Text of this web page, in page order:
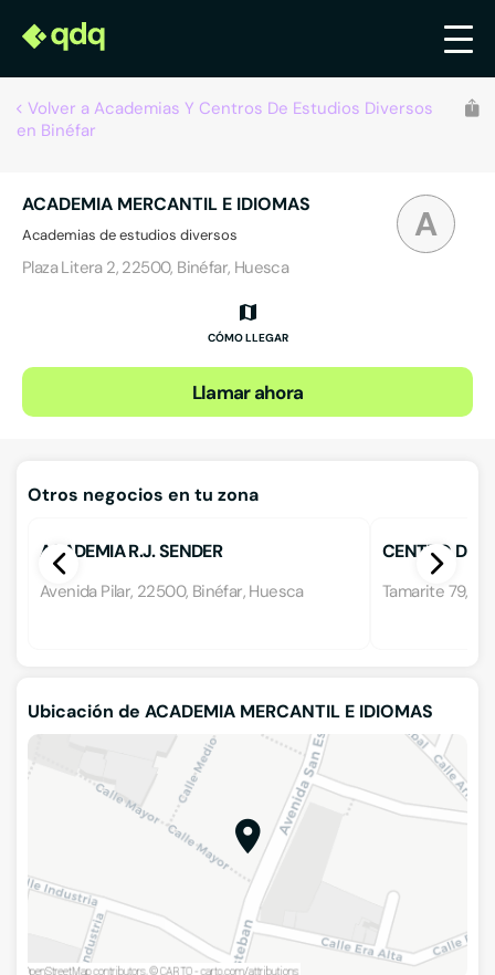
Volver a Academias Y Centros De Estudios Diversos
en Binéfar
A
ACADEMIA MERCANTIL E IDIOMAS
Academias de estudios diversos
Plaza Litera 2, 22500, Binéfar, Huesca
CÓMO LLEGAR
Llamar ahora
Otros negocios en tu zona
ACADEMIA R.J. SENDER
Avenida Pilar, 22500, Binéfar, Huesca
CENTRO DE
Tamarite 79,
Ubicación de ACADEMIA MERCANTIL E IDIOMAS